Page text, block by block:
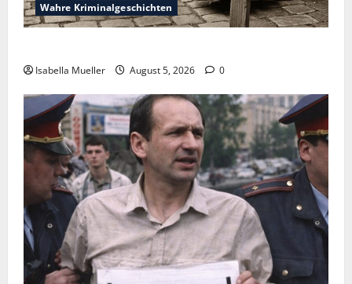
Wahre Kriminalgeschichten
Isabella Mueller August 5, 2026 0